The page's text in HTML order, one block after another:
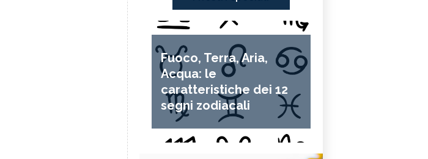
Fuoco, Terra, Aria,
Acqua: le
caratteristiche dei 12
segni zodiacali